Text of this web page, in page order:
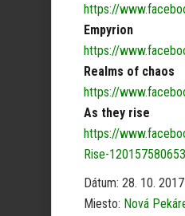
https://
Empyrion
https://
Realms of chaos
https://
As they rise
https://
Rise-
Dátum: 28. 10. 2017
Miesto: Nová